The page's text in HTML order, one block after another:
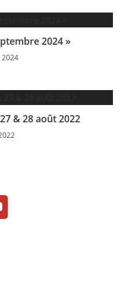
2024 »
2024
& 28 août 2022